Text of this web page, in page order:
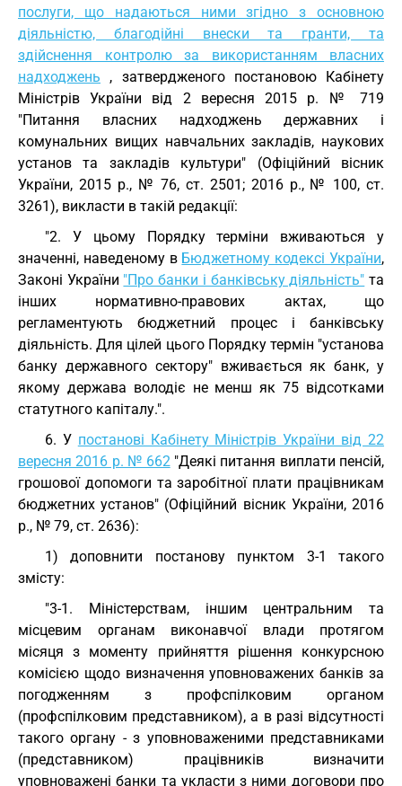
послуги, що надаються ними згідно з основною
діяльністю, благодійні внески та гранти, та
здійснення контролю за використанням власних
надходжень , затвердженого постановою Кабінету
Міністрів України від 2 вересня 2015 р. № 719
"Питання власних надходжень державних і
комунальних вищих навчальних закладів, наукових
установ та закладів культури" (Офіційний вісник
України, 2015 р., № 76, ст. 2501; 2016 р., № 100, ст.
3261), викласти в такій редакції:
"2. У цьому Порядку терміни вживаються у
значенні, наведеному в Бюджетному кодексі України,
Законі України "Про банки і банківську діяльність" та
інших нормативно-правових актах, що
регламентують бюджетний процес і банківську
діяльність. Для цілей цього Порядку термін "установа
банку державного сектору" вживається як банк, у
якому держава володіє не менш як 75 відсотками
статутного капіталу.".
6. У постанові Кабінету Міністрів України від 22
вересня 2016 р. № 662"Деякі питання виплати пенсій,
грошової допомоги та заробітної плати працівникам
бюджетних установ" (Офіційний вісник України, 2016
р., № 79, ст. 2636):
1) доповнити постанову пунктом 3-1 такого
змісту:
"3-1. Міністерствам, іншим центральним та
місцевим органам виконавчої влади протягом
місяця з моменту прийняття рішення конкурсною
комісією щодо визначення уповноважених банків за
погодженням з профспілковим органом
(профспілковим представником), а в разі відсутності
такого органу - з уповноваженими представниками
(представником) працівників визначити
уповноважені банки та укласти з ними договори про